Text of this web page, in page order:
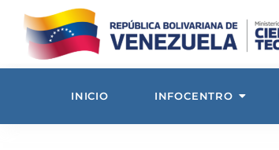
INICIO INFOCENTRO